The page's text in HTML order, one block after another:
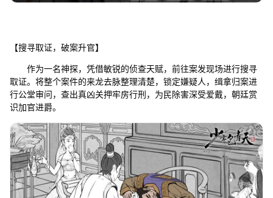
【搜寻取证，破案升官】
作为一名神探，凭借敏锐的侦查天赋，前往案发现场进行搜寻
取证。将整个案件的来龙去脉整理清楚，锁定嫌疑人，缉拿归案进
行公堂审问，查出真凶关押牢房行刑，为民除害深受爱戴，朝廷赏
识加官进爵。